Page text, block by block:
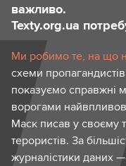
важливо.
Texty.org.ua
Ми робимо те, на що
схеми
показуємо справжні
ворогами
Маск писав у своєму
терористів. За
журналістики даних —